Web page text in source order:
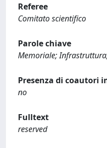
Referee
Comitato scientifico
Parole chiave
Memoriale;
Presenza di coautori
no
Fulltext
reserved